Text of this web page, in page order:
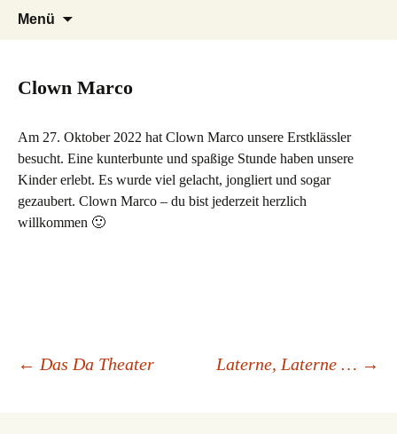
EGS Stadtmitte Eschweiler
Herzlich willkommen auf der Internetseite
der Evangelischen Grundschule Stadtmitte
Menü
Clown Marco
Am 27. Oktober 2022 hat Clown Marco unsere Erstklässler
besucht. Eine kunterbunte und spaßige Stunde haben unsere
Kinder erlebt. Es wurde viel gelacht, jongliert und sogar
gezaubert. Clown Marco – du bist jederzeit herzlich
willkommen 🙂
Beitrags-
← Das Da Theater Laterne, Laterne … →